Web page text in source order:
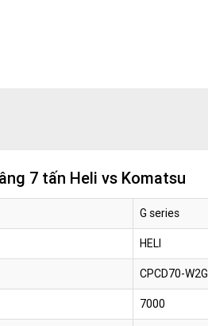
7 tấn Heli vs Komatsu
G series
HELI
CPCD70-W2G
7000